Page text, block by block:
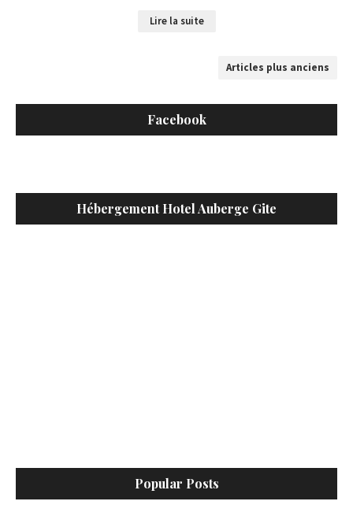
Lire la suite
Articles plus anciens
Facebook
Hébergement Hotel Auberge Gite
Popular Posts